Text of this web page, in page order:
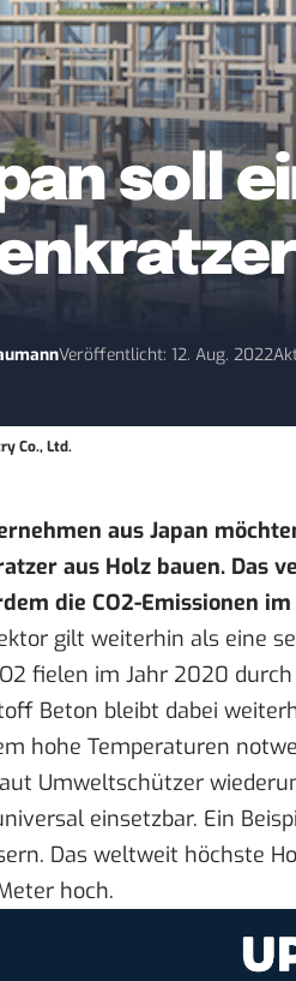
soll
Veröffentlicht: 12. Aug. 2022
Co., Ltd.
aus Japan
aus Holz bauen. Das
die CO2-Emissionen
gilt weiterhin als eine
fielen im Jahr 2020
Beton bleibt dabei
hohe Temperaturen
Umweltschützer
einsetzbar. Ein
Das weltweit höchste
hoch.